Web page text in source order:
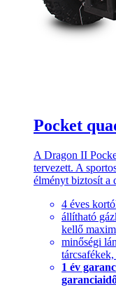
Pocket
A Dragon II
tervezett. A
élményt biztosít a
4 éves
állítható
kellő
minőségi
1 év